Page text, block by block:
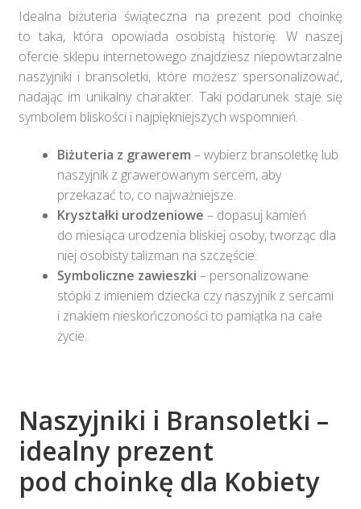
Idealna biżuteria świąteczna na prezent pod choinkę
to taka, która opowiada osobistą historię. W naszej
ofercie sklepu internetowego znajdziesz niepowtarzalne
naszyjniki i bransoletki, które możesz spersonalizować,
nadając im unikalny charakter. Taki podarunek staje się
symbolem bliskości i najpiękniejszych wspomnień.​
Biżuteria z grawerem – wybierz bransoletkę lub
naszyjnik z grawerowanym sercem, aby
przekazać to, co najważniejsze.​
Kryształki urodzeniowe – dopasuj kamień
do miesiąca urodzenia bliskiej osoby, tworząc dla
niej osobisty talizman na szczęście.​
Symboliczne zawieszki – personalizowane
stópki z imieniem dziecka czy naszyjnik z sercami
i znakiem nieskończoności to pamiątka na całe
życie.​
Naszyjniki i Bransoletki –
idealny prezent
pod choinkę dla Kobiety